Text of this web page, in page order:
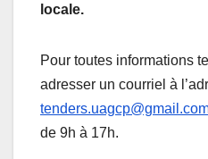
locale.
Pour toutes informations
adresser un courriel à
de 9h à 17h.